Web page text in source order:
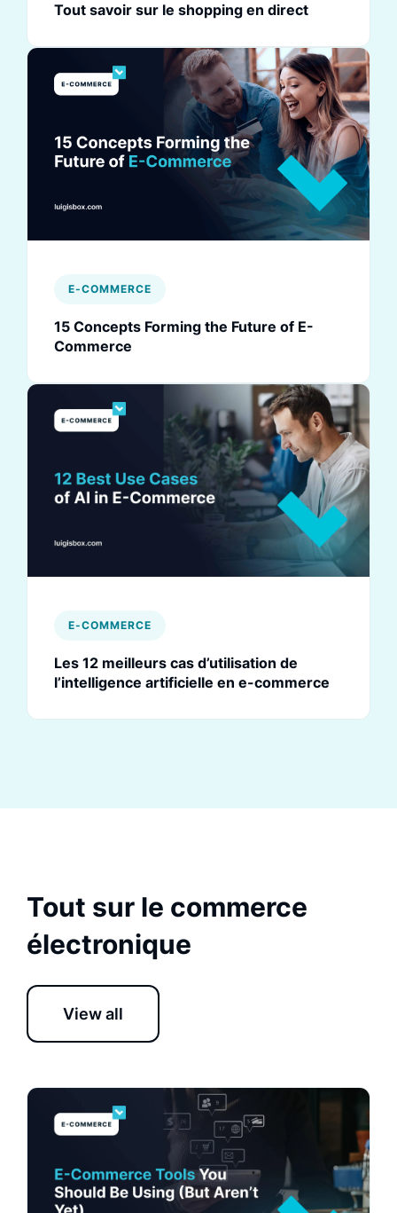
Tout savoir sur le shopping en direct
E-COMMERCE
15 Concepts Forming the Future of E-
Commerce
E-COMMERCE
Les 12 meilleurs cas d’utilisation de
l’intelligence artificielle en e-commerce
Tout sur le commerce
électronique
View all